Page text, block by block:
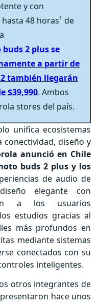
y con
hasta 48 horas¹ de
2 plus se
a partir de
también llegarán
$39,990. Ambos
stores del país.
unifica ecosistemas
diseño y
anunció en Chile
buds 2 plus y los
de audio de
elegante con
a los usuarios
estudios gracias al
más profundos en
mediante sistemas
conectados con su
inteligentes.
otros integrantes de
hace unos